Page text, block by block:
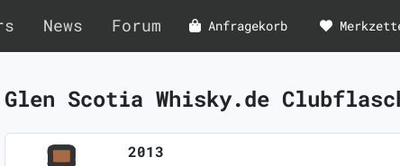
News Forum Anfragekorb
Glen Scotia Whisky.de
2013